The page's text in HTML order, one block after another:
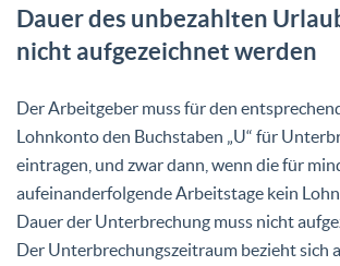
Dauer des unbezahlten
nicht aufgezeichnet werden
Der Arbeitgeber muss für den
Lohnkonto den Buchstaben „U“ für
eintragen, und zwar dann, wenn die für
aufeinanderfolgende Arbeitstage kein
Dauer der Unterbrechung muss nicht
Der Unterbrechungszeitraum bezieht sich